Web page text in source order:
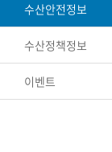
수산안전정보
수산정책정보
이벤트